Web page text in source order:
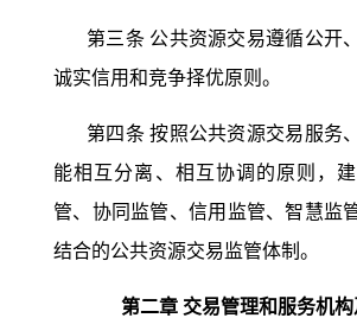
第三条 公共资源交易遵循公开
诚实信用和竞争择优原则。
第四条 按照公共资源交易服务
能相互分离、相互协调的原则，
管、协同监管、信用监管、智慧监
结合的公共资源交易监管体制。
第二章 交易管理和服务机